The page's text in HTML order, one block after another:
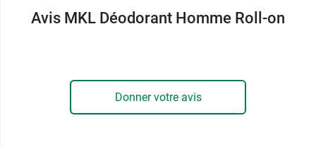
Le déodorant pour Homme MKL renferme
prendre soin de votre peau, y compris des peaux
sensibles. Enfin, un extrait denarcisse
Avis MKL Déodorant Homme Roll-on
Donner votre avis